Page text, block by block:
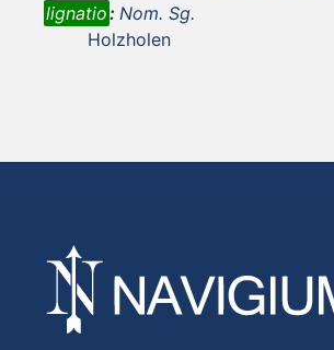
lignatio: Nom. Sg.
Holzholen